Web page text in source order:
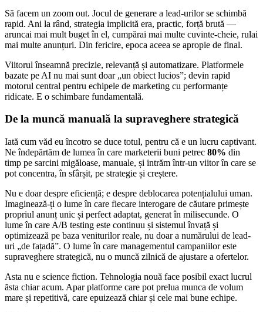
Să facem un zoom out. Jocul de generare a lead-urilor se schimbă
rapid. Ani la rând, strategia implicită era, practic, forță brută —
aruncai mai mult buget în el, cumpărai mai multe cuvinte-cheie, rulai
mai multe anunțuri. Din fericire, epoca aceea se apropie de final.
Viitorul înseamnă precizie, relevanță și automatizare. Platformele
bazate pe AI nu mai sunt doar „un obiect lucios”; devin rapid
motorul central pentru echipele de marketing cu performanțe
ridicate. E o schimbare fundamentală.
De la muncă manuală la supraveghere strategică
Iată cum văd eu încotro se duce totul, pentru că e un lucru captivant.
Ne îndepărtăm de lumea în care marketerii buni petrec 80% din
timp pe sarcini migăloase, manuale, și intrăm într-un viitor în care se
pot concentra, în sfârșit, pe strategie și creștere.
Nu e doar despre eficiență; e despre deblocarea potențialului uman.
Imaginează-ți o lume în care fiecare interogare de căutare primește
propriul anunț unic și perfect adaptat, generat în milisecunde. O
lume în care A/B testing este continuu și sistemul învață și
optimizează pe baza veniturilor reale, nu doar a numărului de lead-
uri „de fațadă”. O lume în care managementul campaniilor este
supraveghere strategică, nu o muncă zilnică de ajustare a ofertelor.
Asta nu e science fiction. Tehnologia nouă face posibil exact lucrul
ăsta chiar acum. Apar platforme care pot prelua munca de volum
mare și repetitivă, care epuizează chiar și cele mai bune echipe.